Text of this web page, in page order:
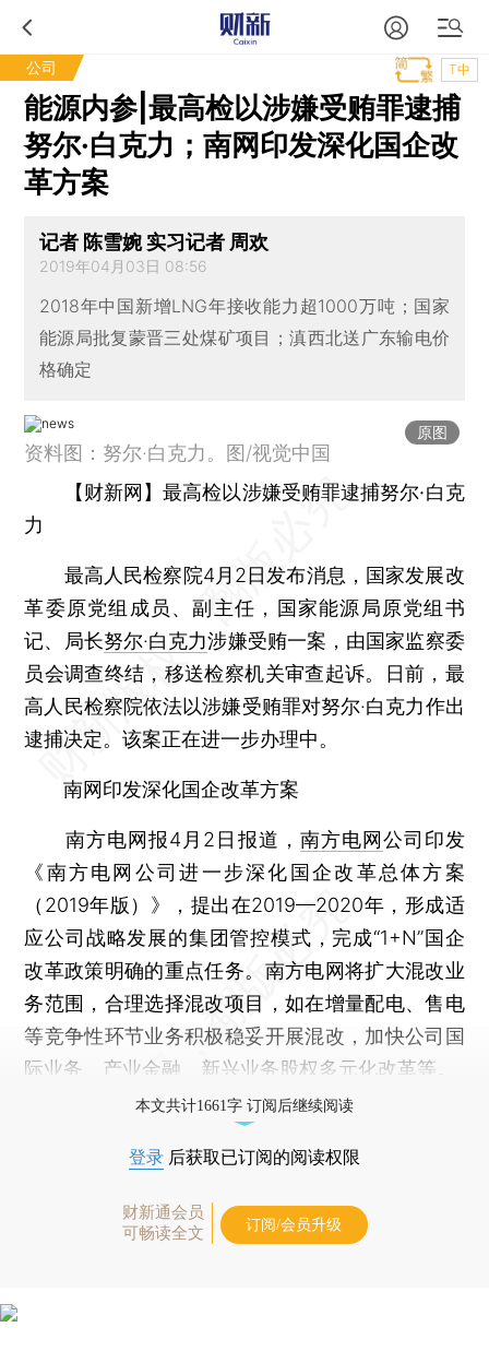
公司 T中
能源内参|最高检以涉嫌受贿罪逮捕
努尔·白克力；南网印发深化国企改
革方案
记者 陈雪婉 实习记者 周欢
2019年04月03日 08:56
2018年中国新增LNG年接收能力超1000万吨；国家
能源局批复蒙晋三处煤矿项目；滇西北送广东输电价
格确定
原图
资料图：努尔·白克力。图/视觉中国
【财新网】最高检以涉嫌受贿罪逮捕努尔·白克
力
最高人民检察院4月2日发布消息，国家发展改
革委原党组成员、副主任，国家能源局原党组书
记、局长努尔·白克力涉嫌受贿一案，由国家监察委
员会调查终结，移送检察机关审查起诉。日前，最
高人民检察院依法以涉嫌受贿罪对努尔·白克力作出
逮捕决定。该案正在进一步办理中。
南网印发深化国企改革方案
南方电网报4月2日报道， 南方电网公司印发
《南方电网公司进一步深化国企改革总体方案
（2019年版）》，提出在2019—2020年，形成适
应公司战略发展的集团管控模式，完成“1+N”国企
改革政策明确的重点任务。南方电网将扩大混改业
务范围，合理选择混改项目，如在增量配电、售电
等竞争性环节业务积极稳妥开展混改，加快公司国
际业务、产业金融、新兴业务股权多元化改革等。
本文共计1661字 订阅后继续阅读
登录 后获取已订阅的阅读权限
财新通会员
可畅读全文
订阅/会员升级